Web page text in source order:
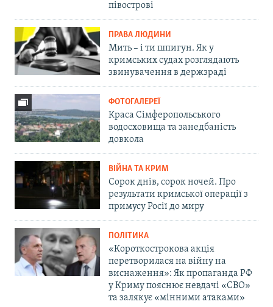
півострові
ПРАВА ЛЮДИНИ
Мить – і ти шпигун. Як у
кримських судах розглядають
звинувачення в держзраді
ФОТОГАЛЕРЕЇ
Краса Сімферопольського
водосховища та занедбаність
довкола
ВІЙНА ТА КРИМ
Сорок днів, сорок ночей. Про
результати кримської операції з
примусу Росії до миру
ПОЛІТИКА
«Короткострокова акція
перетворилася на війну на
виснаження»: Як пропаганда РФ
у Криму пояснює невдачі «СВО»
та залякує «мінними атаками»